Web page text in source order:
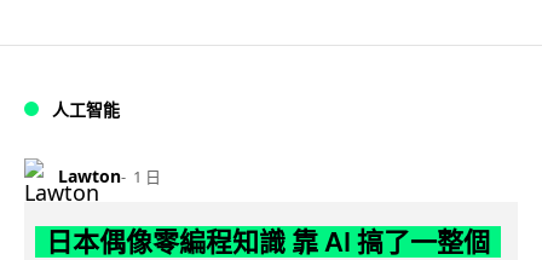
人工智能
Lawton 1 日
日本偶像零編程知識 靠 AI 搞了一整個